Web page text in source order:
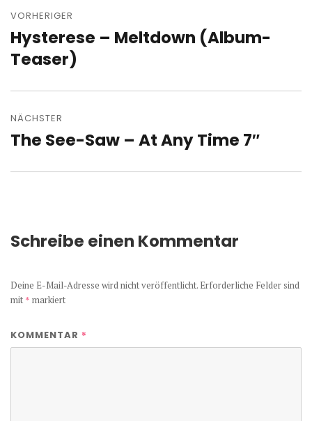
VORHERIGER
Vorheriger
Beitrag:
Hysterese – Meltdown (Album-
Teaser)
NÄCHSTER
Nächster
The See-Saw – At Any Time 7″
Schreibe einen Kommentar
Deine E-Mail-Adresse wird nicht veröffentlicht. Erforderliche Felder sind
mit * markiert
KOMMENTAR *